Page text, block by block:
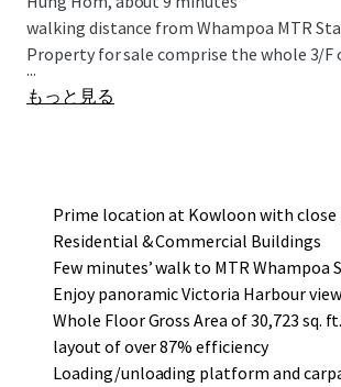
walking distance from Whampoa MTR
Property for sale comprise the whole 3/F
...
もっと見る
Prime location at Kowloon with
Residential & Commercial Buildings
Few minutes’ walk to MTR Whampoa
Enjoy panoramic Victoria Harbour view
Whole Floor Gross Area of 30,723 sq.
layout of over 87% efficiency
Loading/unloading platform and